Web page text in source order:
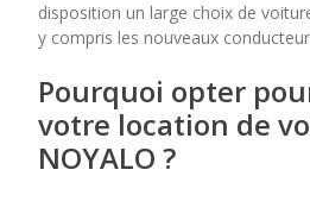
21 22 23
disposition un large choix de
y compris les nouveaux
Pourquoi opter
votre location de
NOYALO ?